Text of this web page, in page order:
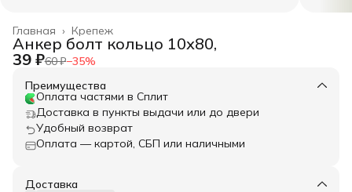
Крепеж
Главная ›
Анкер болт кольцо 10х80,
39 ₽60 ₽−35%
Преимущества
Оплата частями в Сплит
Доставка в пункты выдачи или до двери
Удобный возврат
Оплата — картой, СБП или наличными
Доставка